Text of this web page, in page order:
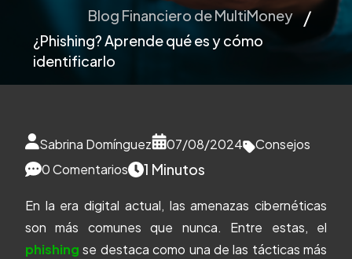
Blog Financiero de MultiMoney
¿Phishing? Aprende qué es y cómo
identificarlo
Sabrina Domínguez 07/08/2024
Consejos
0 Comentarios
1 Minutos
En la era digital actual, las amenazas cibernéticas
son más comunes que nunca. Entre estas, el
phishing se destaca como una de las tácticas más